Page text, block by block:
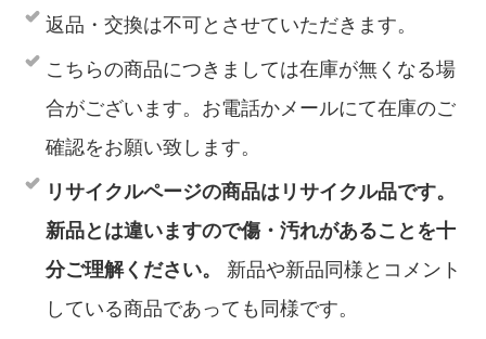
返品・交換は不可とさせていただきます。
こちらの商品につきましては在庫が無くなる場
合がございます。お電話かメールにて在庫のご
確認をお願い致します。
リサイクルページの商品はリサイクル品です。
新品とは違いますので傷・汚れがあることを十
分ご理解ください。
新品や新品同様とコメント
している商品であっても同様です。